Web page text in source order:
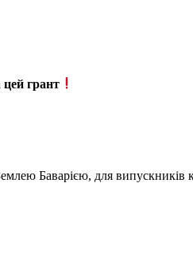
грант
Баварією, для випускників